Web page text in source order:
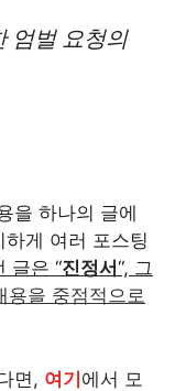
엄벌 요청의
을 하나의 글에
게 여러 포스팅
글은 “진정서 “, 그
용을 중점적으로
면, 여기에서 모